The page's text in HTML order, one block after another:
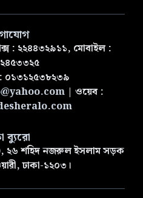
: ২২৪৪৩২৯১১, মোবাইল :
০১৩১২৫৩৮২৩৯
| ওয়েব :
ব্যুরো
২৬ শহিদ নজরুল ইসলাম সড়ক
ঢাকা-১২০৩।